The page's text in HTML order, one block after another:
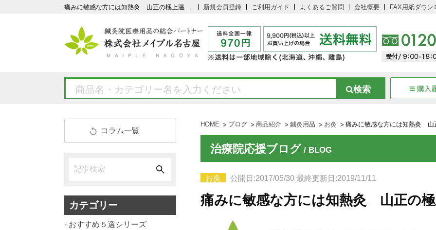
痛みに敏感な方には知熱灸 山正の極上温灸とは 新規会員登録 ご利用ガイド よくあるご質問 会社概要 FAX用紙ダウン
HOME ブログ 商品紹介 鍼灸用品 お灸 痛みに敏感な方には知熱灸 山
治療院応援ブログ / BLOG
お灸 公開日:2017/05/30 最終更新日:2019/11/11
痛みに敏感な方には知熱灸 山正の
コラム一覧
カテゴリー
おすすめ５選シリーズ